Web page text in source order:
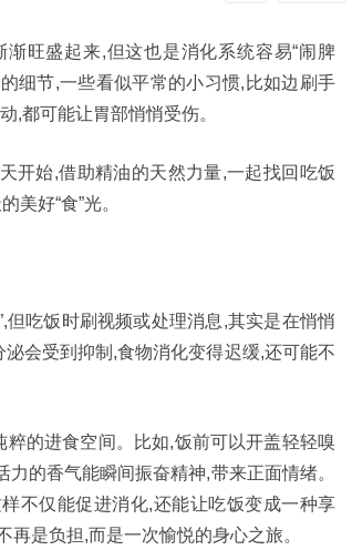
旺盛起来,但这也是消化系统容易“闹脾
细节,一些看似平常的小习惯,比如边刷手
,都可能让胃部悄悄受伤。
开始,借助精油的天然力量,一起找回吃饭
美好“食”光。
但吃饭时刷视频或处理消息,其实是在悄悄
会受到抑制,食物消化变得迟缓,还可能不
的进食空间。比如,饭前可以开盖轻轻嗅
的香气能瞬间振奋精神,带来正面情绪。
不仅能促进消化,还能让吃饭变成一种享
是负担,而是一次愉悦的身心之旅。